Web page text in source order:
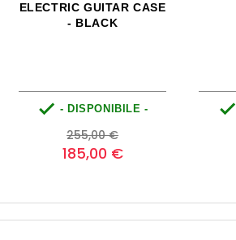
ELECTRIC GUITAR CASE
- BLACK
 - DISPONIBILE -
Prezzo
base
255,00 €Prezzo
185,00 €
